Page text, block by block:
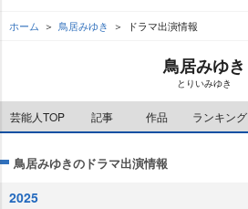
ホーム 鳥居みゆき ドラマ出演情報
鳥居みゆき
とりいみゆき
芸能人TOP 記事 作品 ランキング
鳥居みゆきのドラマ出演情報
2025